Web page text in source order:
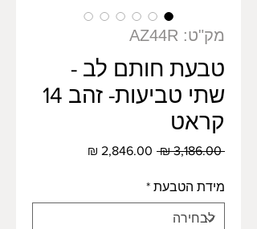
מק"ט: AZ44R
טבעת חותם לב -
שתי טביעות- זהב 14
קראט
‏3,186.00 ‏₪
מחיר
מידת הטבעת *